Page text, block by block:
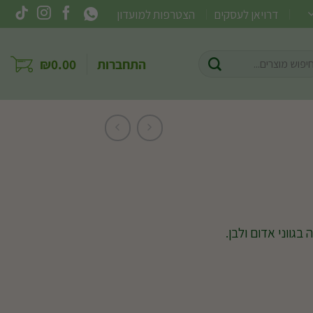
דרויאן לעסקים הצטרפות למועדון
התחברות ₪0.00
אדום ולבן.